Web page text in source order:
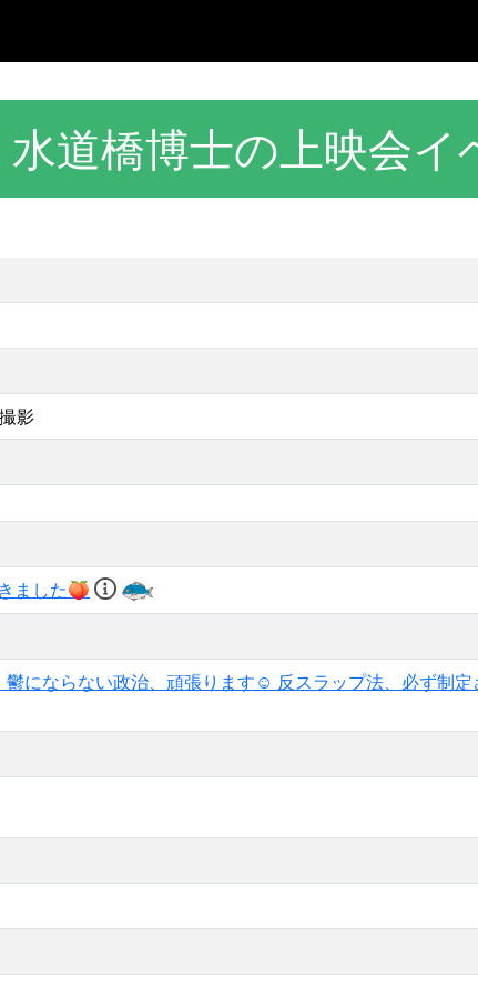
道橋博士の上映会イ
影
ました🍑
鬱にならない政治、頑張ります☺️ 反スラップ法、必ず制